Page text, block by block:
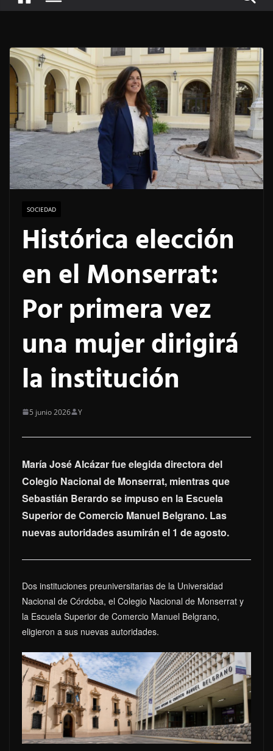
SOCIEDAD
Histórica elección
en el Monserrat:
Por primera vez
una mujer dirigirá
la institución
5 junio 2026 Y
María José Alcázar fue elegida directora del
Colegio Nacional de Monserrat, mientras que
Sebastián Berardo se impuso en la Escuela
Superior de Comercio Manuel Belgrano. Las
nuevas autoridades asumirán el 1 de agosto.
Dos instituciones preuniversitarias de la Universidad
Nacional de Córdoba, el Colegio Nacional de Monserrat y
la Escuela Superior de Comercio Manuel Belgrano,
eligieron a sus nuevas autoridades.